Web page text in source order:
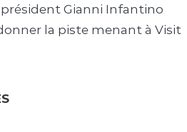
Gianni Infantino
la piste menant à Visit